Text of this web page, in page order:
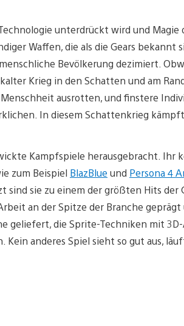
unterdrückt wird und Magie
Waffen, die als die Gears bekannt
Bevölkerung dezimiert.
Krieg in den Schatten und am
ausrotten, und finstere
In diesem Schattenkrieg
Kampfspiele herausgebracht. Ihr
zum Beispiel BlazBlue und Persona 4
sind sie zu einem der größten Hits der
an der Spitze der Branche geprägt
geliefert, die Sprite-Techniken mit
anderes Spiel sieht so gut aus,